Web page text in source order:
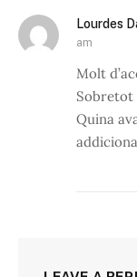
Lourdes
am
Molt
Sobretot
Quina